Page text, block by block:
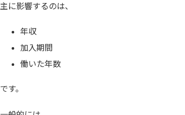
主に影響するのは、
年収
加入期間
働いた年数
です。